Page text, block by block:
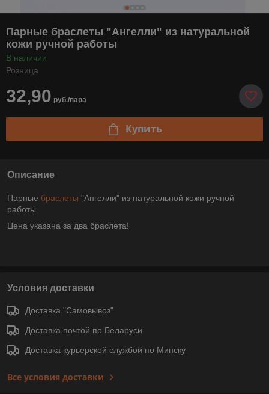
Парные браслеты "Ангелли" из натуральной
кожи ручной работы
В наличии
Розница
32,90 руб./пара
Купить
Описание
Парные браслеты "Ангелли" из натуральной кожи ручной
работы
Цена указана за два браслета!
Условия доставки
Доставка "Самовывоз"
Доставка почтой по Беларуси
Доставка курьерской службой по Минску
Все условия доставки